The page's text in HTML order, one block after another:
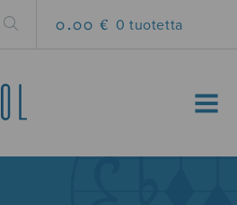
0.00 € 0 tuotetta
MENU